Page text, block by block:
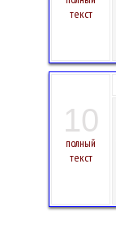
текст
10
полный
текст